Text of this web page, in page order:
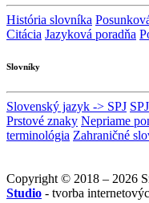
História slovníka
Citácia Jazyková poradňa
Slovníky
Slovenský jazyk -> SPJ
Prstové znaky Nepriame
terminológia Zahraničné
Copyright © 2018 – 2026
Studio - tvorba